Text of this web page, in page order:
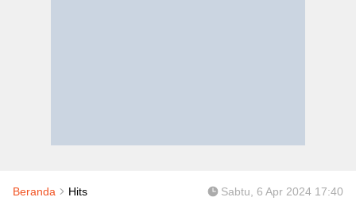
Beranda Hits Sabtu, 6 Apr 2024 17:40